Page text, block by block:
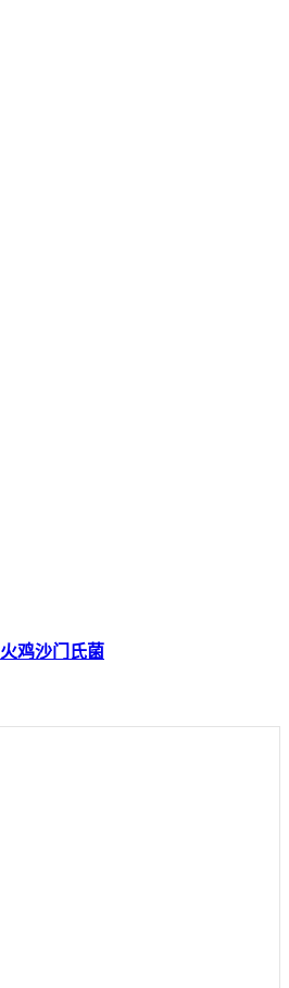
火鸡沙门氏菌